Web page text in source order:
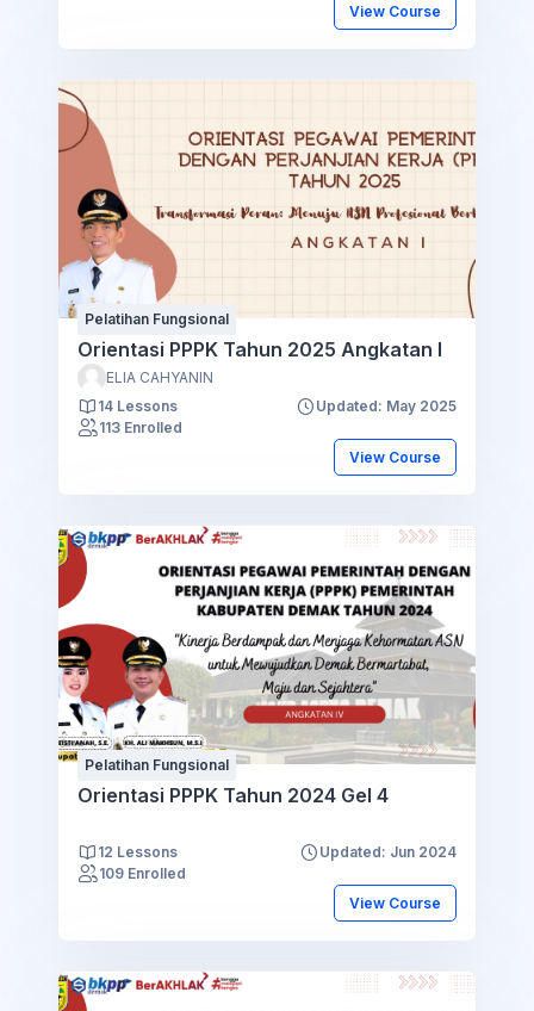
View Course
Pelatihan Fungsional
Orientasi PPPK Tahun 2025 Angkatan I
ELIA CAHYANIN
14 Lessons
Updated: May 2025
113 Enrolled
View Course
Pelatihan Fungsional
Orientasi PPPK Tahun 2024 Gel 4
12 Lessons
Updated: Jun 2024
109 Enrolled
View Course